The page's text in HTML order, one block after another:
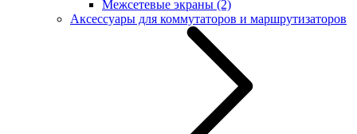
Межсетевые экраны (2)
Аксессуары для коммутаторов и маршрутизаторов